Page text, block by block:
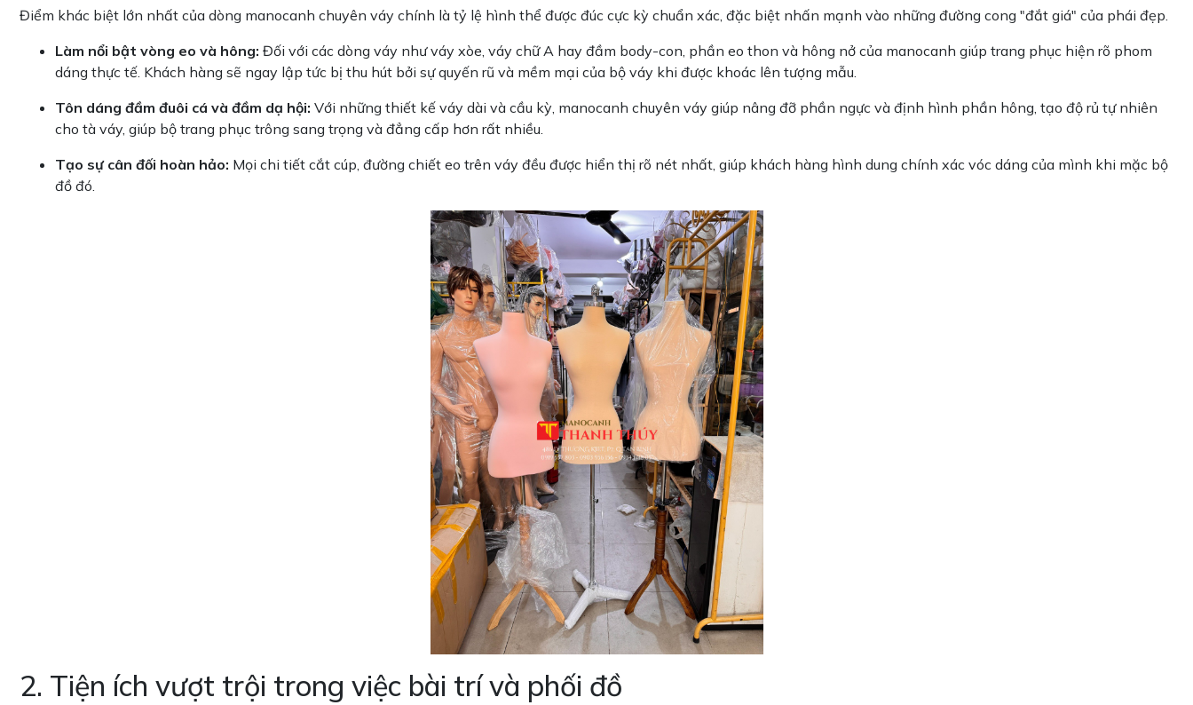
Điểm khác biệt lớn nhất của dòng manocanh chuyên váy chính là tỷ lệ hình thể được đúc cực kỳ chuẩn xác, đặc biệt nhấn mạnh vào những đường cong "đắt giá" của phái đẹp.
Làm nổi bật vòng eo và hông: Đối với các dòng váy như váy xòe, váy chữ A hay đầm body-con, phần eo thon và hông nở của manocanh giúp trang phục hiện rõ phom
dáng thực tế. Khách hàng sẽ ngay lập tức bị thu hút bởi sự quyến rũ và mềm mại của bộ váy khi được khoác lên tượng mẫu.
Tôn dáng đầm đuôi cá và đầm dạ hội: Với những thiết kế váy dài và cầu kỳ, manocanh chuyên váy giúp nâng đỡ phần ngực và định hình phần hông, tạo độ rủ tự nhiên
cho tà váy, giúp bộ trang phục trông sang trọng và đẳng cấp hơn rất nhiều.
Tạo sự cân đối hoàn hảo: Mọi chi tiết cắt cúp, đường chiết eo trên váy đều được hiển thị rõ nét nhất, giúp khách hàng hình dung chính xác vóc dáng của mình khi mặc bộ
đồ đó.
2. Tiện ích vượt trội trong việc bài trí và phối đồ